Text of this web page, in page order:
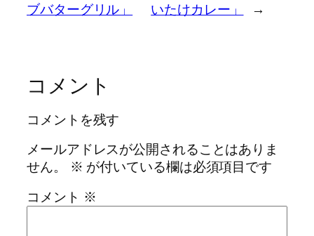
ブバターグリル」
いたけカレー」
→
コメント
コメントを残す
メールアドレスが公開されることはありま
せん。
※ が付いている欄は必須項目です
コメント ※